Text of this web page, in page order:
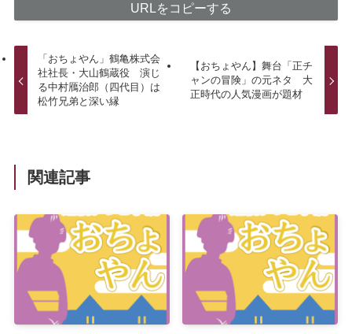
URLをコピーする
「おちょやん」鶴亀株式会
社社長・大山鶴蔵役 演じ
る中村鴈治郎（四代目）は
松竹兄弟と深い縁
【おちょやん】舞台「正チ
ャンの冒険」の元ネタ 大
正時代の人気漫画が題材
関連記事